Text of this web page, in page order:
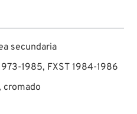
secundaria
1985, FXST 1984-1986
cromado